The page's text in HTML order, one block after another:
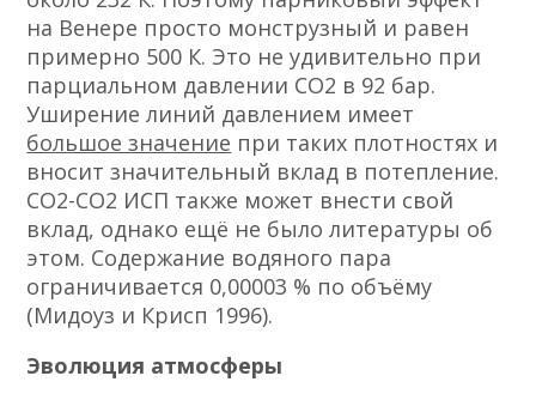
на Венере просто монструзный и равен
примерно 500 К. Это не удивительно при
парциальном давлении CO2 в 92 бар.
Уширение линий давлением имеет
большое значение при таких плотностях и
вносит значительный вклад в потепление.
СО2-СО2 ИСП также может внести свой
вклад, однако ещё не было литературы об
этом. Содержание водяного пара
ограничивается 0,00003 % по объёму
(Мидоуз и Крисп 1996).
Эволюция атмосферы